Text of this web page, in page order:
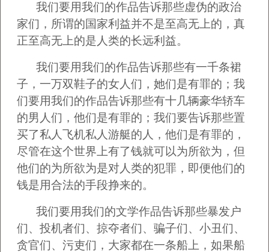
我们要用我们的作品告诉那些虚伪的政治
家们，所谓的国家利益并不是至高无上的，真
正至高无上的是人类的长远利益。
我们要用我们的作品告诉那些有一千条裙
子，一万双鞋子的女人们，她们是有罪的；我
们要用我们的作品告诉那些有十几辆豪华轿车
的男人们，他们是有罪的；我们要告诉那些置
买了私人飞机私人游艇的人，他们是有罪的，
尽管在这个世界上有了钱就可以为所欲为，但
他们的为所欲为是对人类的犯罪，即便他们的
钱是用合法的手段挣来的。
我们要用我们的文学作品告诉那些暴发户
们、投机者们、掠夺者们、骗子们、小丑们、
贪官们、污吏们，大家都在一条船上，如果船